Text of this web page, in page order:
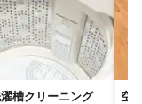
槽クリーニング 空